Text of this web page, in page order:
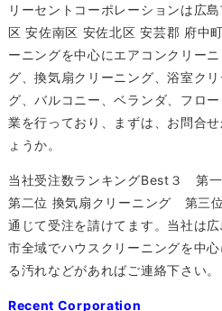
リーセントコーポレーションは広
区 安佐南区 安佐北区 安芸郡 府中
ーニングを中心にエアコンクリー
グ、換気扇クリーニング、浴室ク
グ、バルコニー、ベランダ、フロ
業を行っており、まずは、お問合
ょうか。
当社受注数ランキングBest３ 第
第二位 換気扇クリーニング 第三
通じて受注を請けてます。当社は
市全域でハウスクリーニングを中
る汚れなどがあればご連絡下さい。
Recent Corporation